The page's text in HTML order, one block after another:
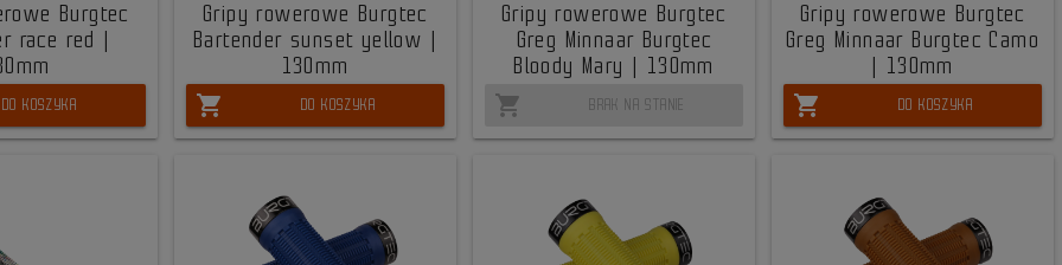
Burgtec
race red |
DO KOSZYKA
Gripy rowerowe Burgtec
Bartender sunset yellow |
130mm
shopping_cart DO KOSZYKA
Gripy rowerowe Burgtec
Greg Minnaar Burgtec
Bloody Mary | 130mm
shopping_cart BRAK NA STANIE
Gripy rowerowe Burgtec
Greg Minnaar Burgtec Camo
| 130mm
shopping_cart DO KOSZYKA